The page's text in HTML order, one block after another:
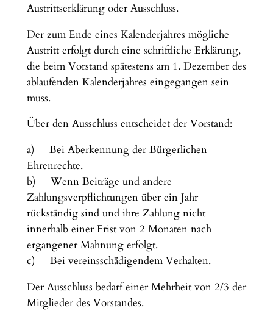
Austrittserklärung oder Ausschluss.
Der zum Ende eines Kalenderjahres mögliche
Austritt erfolgt durch eine schriftliche Erklärung,
die beim Vorstand spätestens am 1. Dezember des
ablaufenden Kalenderjahres eingegangen sein
muss.
Über den Ausschluss entscheidet der Vorstand:
a) Bei Aberkennung der Bürgerlichen
Ehrenrechte.
b) Wenn Beiträge und andere
Zahlungsverpflichtungen über ein Jahr
rückständig sind und ihre Zahlung nicht
innerhalb einer Frist von 2 Monaten nach
ergangener Mahnung erfolgt.
c) Bei vereinsschädigendem Verhalten.
Der Ausschluss bedarf einer Mehrheit von 2/3 der
Mitglieder des Vorstandes.